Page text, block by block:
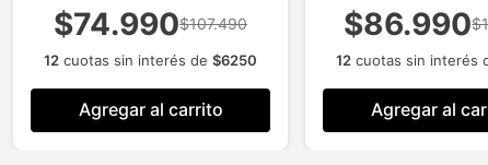
$74.990$107.490
12 cuotas sin interés de$6250
Agregar al carrito
$86.990
12 cuotas sin interés
Agregar al